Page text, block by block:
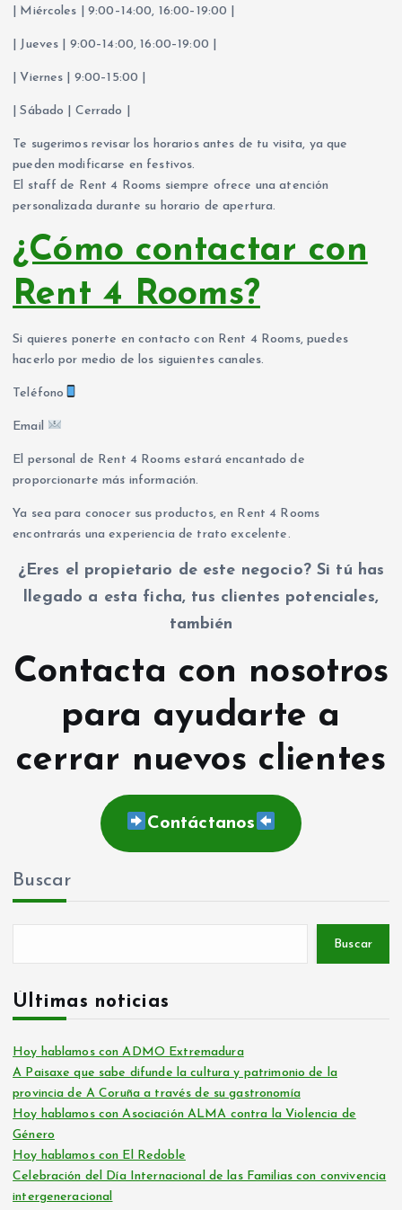
| Miércoles | 9:00–14:00, 16:00–19:00 |
| Jueves | 9:00–14:00, 16:00–19:00 |
| Viernes | 9:00–15:00 |
| Sábado | Cerrado |
Te sugerimos revisar los horarios antes de tu visita, ya que
pueden modificarse en festivos.
El staff de Rent 4 Rooms siempre ofrece una atención
personalizada durante su horario de apertura.
¿Cómo contactar con
Rent 4 Rooms?
Si quieres ponerte en contacto con Rent 4 Rooms, puedes
hacerlo por medio de los siguientes canales.
Teléfono
Email
El personal de Rent 4 Rooms estará encantado de
proporcionarte más información.
Ya sea para conocer sus productos, en Rent 4 Rooms
encontrarás una experiencia de trato excelente.
¿Eres el propietario de este negocio? Si tú has
llegado a esta ficha, tus clientes potenciales,
también
Contacta con nosotros
para ayudarte a
cerrar nuevos clientes
Contáctanos
Buscar
Buscar
Últimas noticias
Hoy hablamos con ADMO Extremadura
A Paisaxe que sabe difunde la cultura y patrimonio de la
provincia de A Coruña a través de su gastronomía
Hoy hablamos con Asociación ALMA contra la Violencia de
Género
Hoy hablamos con El Redoble
Celebración del Día Internacional de las Familias con convivencia
intergeneracional